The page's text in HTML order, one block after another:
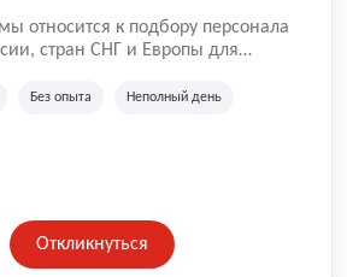
относится к подбору персонала
стран СНГ и Европы для
информационным
Без опыта Неполный день
Откликнуться